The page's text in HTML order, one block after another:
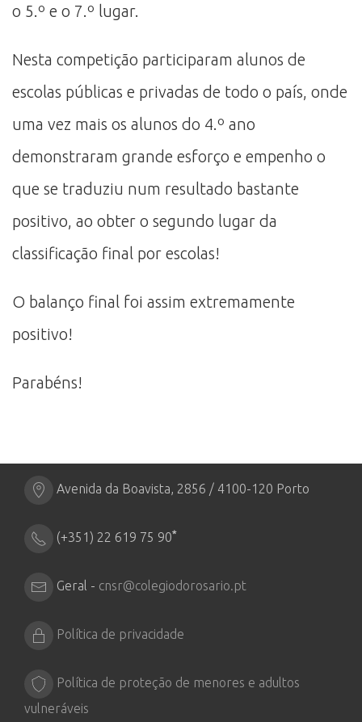
o 5.º e o 7.º lugar.
Nesta competição participaram alunos de
escolas públicas e privadas de todo o país, onde
uma vez mais os alunos do 4.º ano
demonstraram grande esforço e empenho o
que se traduziu num resultado bastante
positivo, ao obter o segundo lugar da
classificação final por escolas!
O balanço final foi assim extremamente
positivo!
Parabéns!
Avenida da Boavista, 2856 / 4100-120 Porto
(+351) 22 619 75 90*
Geral - cnsr@colegiodorosario.pt
Política de privacidade
Política de proteção de menores e adultos
vulneráveis